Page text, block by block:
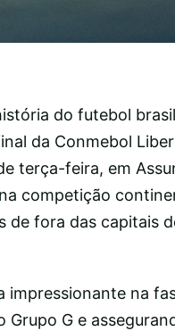
do futebol
da Conmebol
terça-feira, em
competição
de fora das capitais
impressionante na
G e